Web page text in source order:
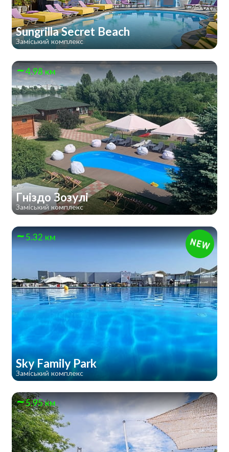
Sungrilla Secret Beach
Заміський комплекс
4.98 км
Гніздо Зозулі
Заміський комплекс
5.32 км
Sky Family Park
Заміський комплекс
5.95 км